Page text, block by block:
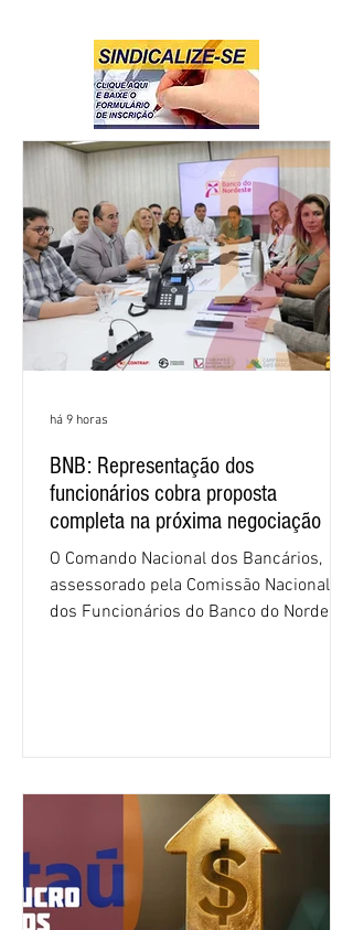
BNB: Representação dos
funcionários cobra proposta
completa na próxima negociação
O Comando Nacional dos Bancários,
assessorado pela Comissão Nacional
dos Funcionários do Banco do Nordeste
negociação encerrou a discussão das
cláusulas econômicas e sindicais da
minuta, e a representação dos
funcionários cobrou que o banco
apresente uma proposta c
há 9 horas